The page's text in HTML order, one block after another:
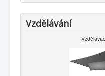
Vzdělávání